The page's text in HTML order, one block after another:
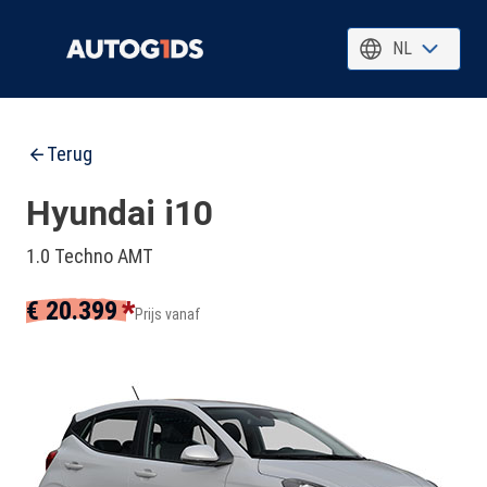
NL
Terug
Hyundai i10
1.0 Techno AMT
€ 20.399*Prijs vanaf